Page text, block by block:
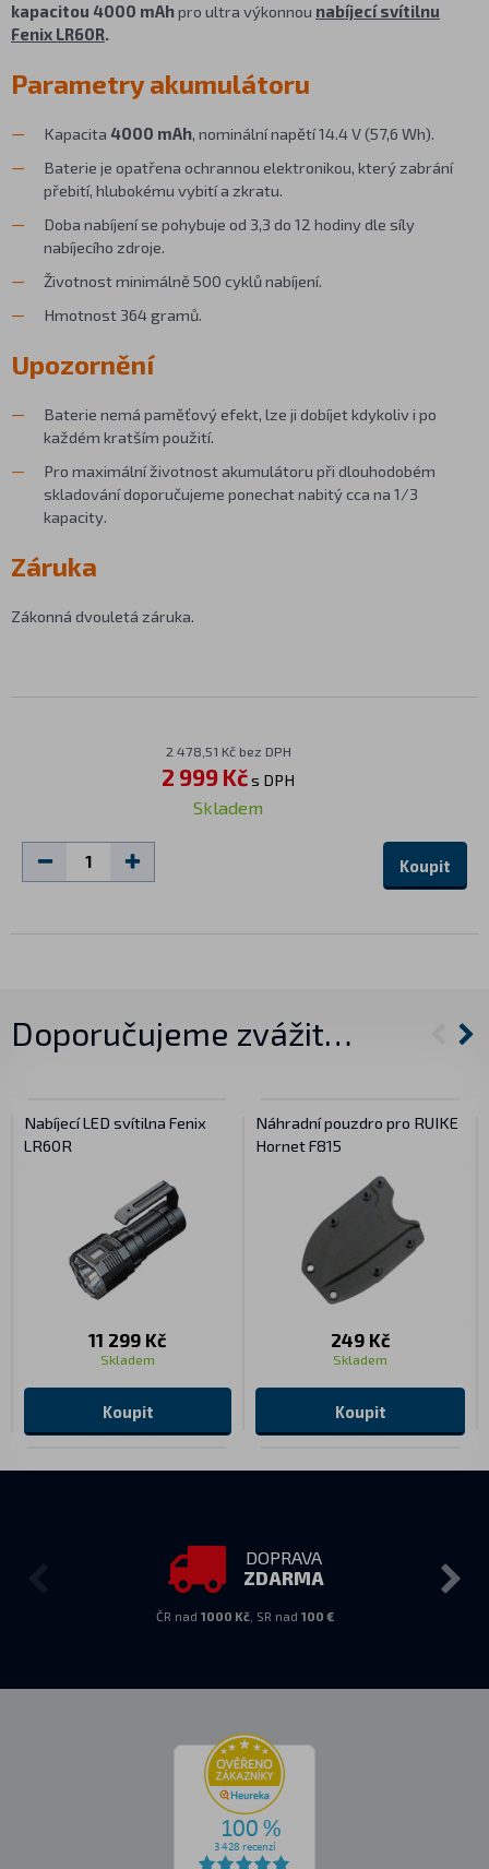
kapacitou 4000 mAhpro ultra výkonnou nabíjecí svítilnu
Fenix LR60R.
Parametry akumulátoru
Kapacita 4000 mAh, nominální napětí 14.4 V (57,6 Wh).
Baterie je opatřena ochrannou elektronikou, který zabrání
přebití, hlubokému vybití a zkratu.
Doba nabíjení se pohybuje od 3,3 do 12 hodiny dle síly
nabíjecího zdroje.
Životnost minimálně 500 cyklů nabíjení.
Hmotnost 364 gramů.
Upozornění
Baterie nemá paměťový efekt, lze ji dobíjet kdykoliv i po
každém kratším použití.
Pro maximální životnost akumulátoru při dlouhodobém
skladování doporučujeme ponechat nabitý cca na 1/3
kapacity.
Záruka
Zákonná dvouletá záruka.
2 478,51 Kč bez DPH
2 999 Kčs DPH
Skladem
Koupit
Doporučujeme zvážit…
Nabíjecí LED svítilna Fenix
LR60R
11 299 Kč
Skladem
Koupit
Náhradní pouzdro pro RUIKE
Hornet F815
249 Kč
Skladem
Koupit
DOPRAVA
ZDARMA
ČR nad 1000 Kč, SR nad 100 €